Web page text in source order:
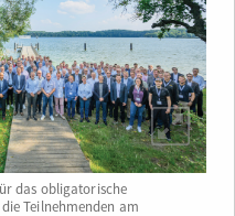
das obligatorische
Teilnehmenden am